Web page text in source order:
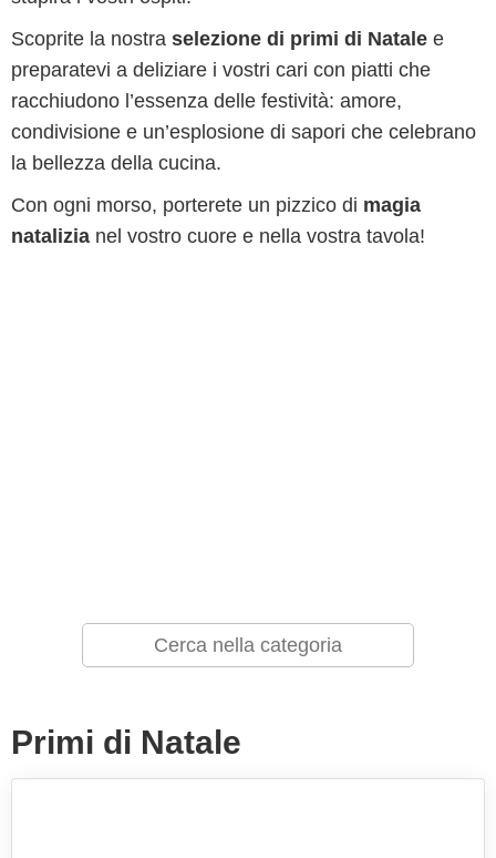
Scoprite la nostra selezione di primi di Natale e
preparatevi a deliziare i vostri cari con piatti che
racchiudono l’essenza delle festività: amore,
condivisione e un’esplosione di sapori che celebrano
la bellezza della cucina.
Con ogni morso, porterete un pizzico di magia
natalizia nel vostro cuore e nella vostra tavola!
Primi di Natale